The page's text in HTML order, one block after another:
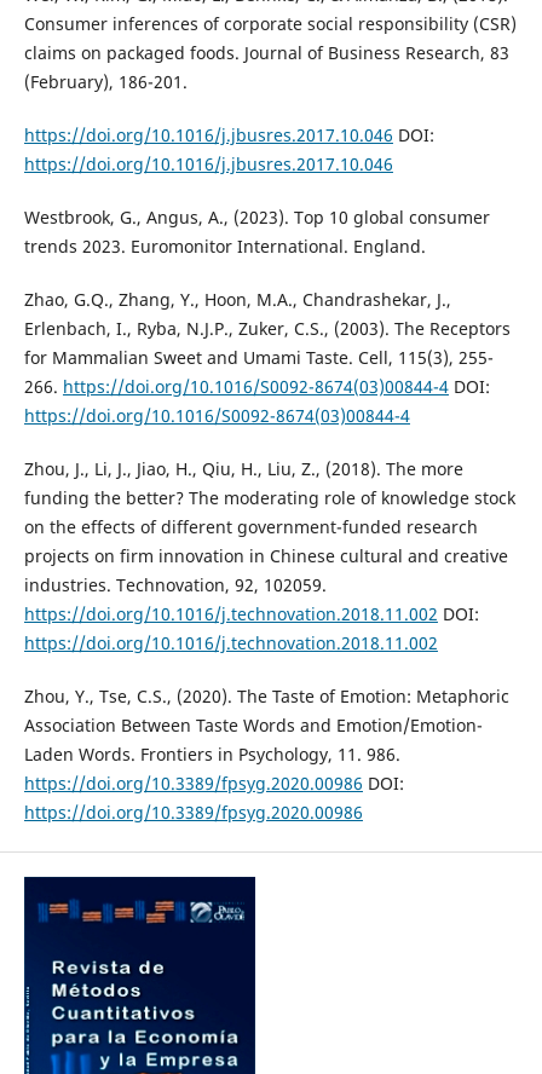
Consumer inferences of corporate social responsibility (CSR)
claims on packaged foods. Journal of Business Research, 83
(February), 186-201.
https://doi.org/10.1016/j.jbusres.2017.10.046 DOI:
https://doi.org/10.1016/j.jbusres.2017.10.046
Westbrook, G., Angus, A., (2023). Top 10 global consumer
trends 2023. Euromonitor International. England.
Zhao, G.Q., Zhang, Y., Hoon, M.A., Chandrashekar, J.,
Erlenbach, I., Ryba, N.J.P., Zuker, C.S., (2003). The Receptors
for Mammalian Sweet and Umami Taste. Cell, 115(3), 255-
266. https://doi.org/10.1016/S0092-8674(03)00844-4DOI:
https://doi.org/10.1016/S0092-8674(03)00844-4
Zhou, J., Li, J., Jiao, H., Qiu, H., Liu, Z., (2018). The more
funding the better? The moderating role of knowledge stock
on the effects of different government-funded research
projects on firm innovation in Chinese cultural and creative
industries. Technovation, 92, 102059.
https://doi.org/10.1016/j.technovation.2018.11.002 DOI:
https://doi.org/10.1016/j.technovation.2018.11.002
Zhou, Y., Tse, C.S., (2020). The Taste of Emotion: Metaphoric
Association Between Taste Words and Emotion/Emotion-
Laden Words. Frontiers in Psychology, 11. 986.
https://doi.org/10.3389/fpsyg.2020.00986 DOI:
https://doi.org/10.3389/fpsyg.2020.00986